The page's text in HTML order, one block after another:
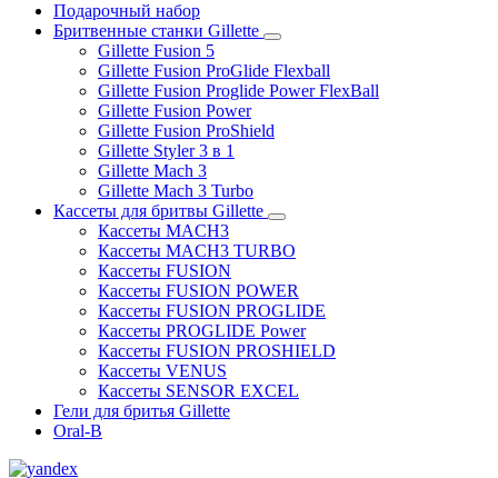
Подарочный набор
Бритвенные станки Gillette
Gillette Fusion 5
Gillette Fusion ProGlide Flexball
Gillette Fusion Proglide Power FlexBall
Gillette Fusion Power
Gillette Fusion ProShield
Gillette Styler 3 в 1
Gillette Mach 3
Gillette Mach 3 Turbo
Каcсеты для бритвы Gillette
Кассеты MACH3
Кассеты MACH3 TURBO
Кассеты FUSION
Кассеты FUSION POWER
Кассеты FUSION PROGLIDE
Кассеты PROGLIDE Power
Кассеты FUSION PROSHIELD
Кассеты VENUS
Кассеты SENSOR EXCEL
Гели для бритья Gillette
Oral-B